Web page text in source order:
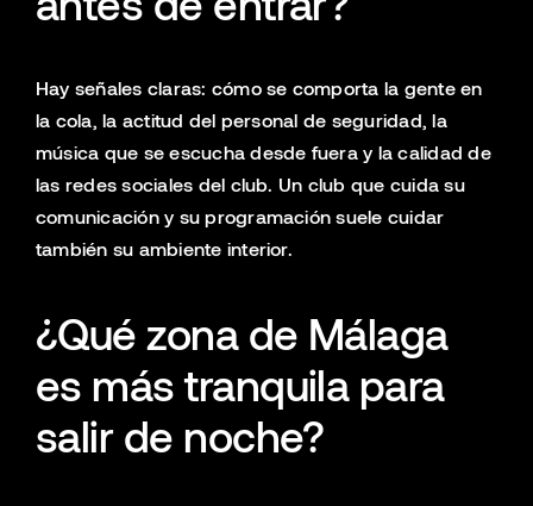
Hay señales claras: cómo se comporta la gente en
la cola, la actitud del personal de seguridad, la
música que se escucha desde fuera y la calidad de
las redes sociales del club. Un club que cuida su
comunicación y su programación suele cuidar
también su ambiente interior.
¿Qué zona de Málaga
es más tranquila para
salir de noche?